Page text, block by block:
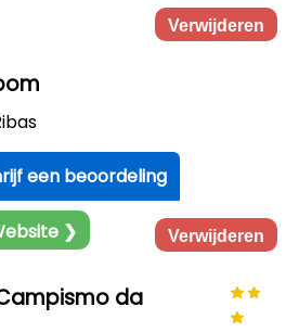
Verwijderen
een beoordeling
❯ Verwijderen
da